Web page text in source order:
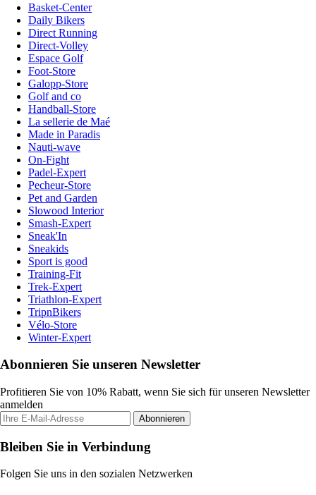
Basket-Center
Daily Bikers
Direct Running
Direct-Volley
Espace Golf
Foot-Store
Galopp-Store
Golf and co
Handball-Store
La sellerie de Maé
Made in Paradis
Nauti-wave
On-Fight
Padel-Expert
Pecheur-Store
Pet and Garden
Slowood Interior
Smash-Expert
Sneak'In
Sneakids
Sport is good
Training-Fit
Trek-Expert
Triathlon-Expert
TripnBikers
Vélo-Store
Winter-Expert
Abonnieren Sie unseren Newsletter
Profitieren Sie von 10% Rabatt, wenn Sie sich für unseren Newsletter
anmelden
Abonnieren
Bleiben Sie in Verbindung
Folgen Sie uns in den sozialen Netzwerken